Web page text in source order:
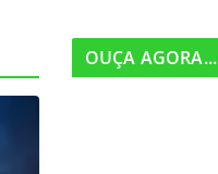
OUÇA AGORA...